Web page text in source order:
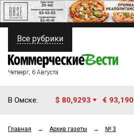
ПОЛИТИКА
ФИНАНСЫ
ОБЩЕСТВО
Все рубрики
Четверг, 6 Августа
В Омске: $ 80,9293 €
Главная → Архив газеты → № 3